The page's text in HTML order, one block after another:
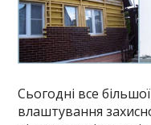
Сьогодні все
влаштування